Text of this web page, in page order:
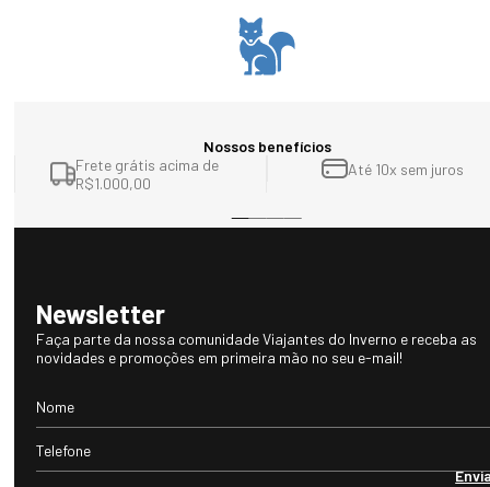
Nossos benefícios
Frete grátis acima de
R$1.000,00
Até 10x sem juros
Newsletter
Faça parte da nossa comunidade Viajantes do Inverno e receba as
novidades e promoções em primeira mão no seu e-mail!